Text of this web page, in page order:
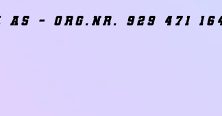
- org.nr. 929 471